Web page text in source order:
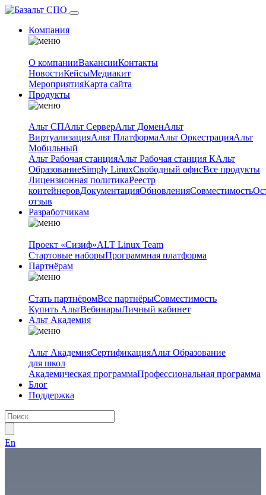
Компания
О компанииВакансииКонтакты
НовостиКейсыМедиакит
МероприятияКарта сайта
Продукты
Альт СПАльт СерверАльт ДоменАльт
ВиртуализацияАльт ПлатформаАльт ОркестрацияАльт
Мобильный
Альт Рабочая станцияАльт Рабочая станция КАльт
ОбразованиеSimply LinuxСвободный офисВсе продукты
Лицензионная политикаРеестр
контейнеровДокументацияОбновленияСовместимость
отзыв
Разработчикам
Проект «Сизиф»ALT Linux Team
Стартовые наборыПрограммная платформа
Партнёрам
Стать партнёромВсе партнёрыСовместимость
Купить АльтВебинарыЛичный кабинет
Альт Академия
Альт АкадемияСертификацияАльт Образование
для школ
Академическая программаПрофессиональная программа
Блог
Поддержка
En